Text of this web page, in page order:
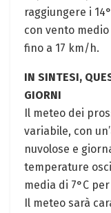
raggiungere i
con vento
fino a 17 km/h.
IN SINTESI,
GIORNI
Il meteo dei
variabile, con
nuvolose e
temperature
media di 7°C
Il meteo sarà